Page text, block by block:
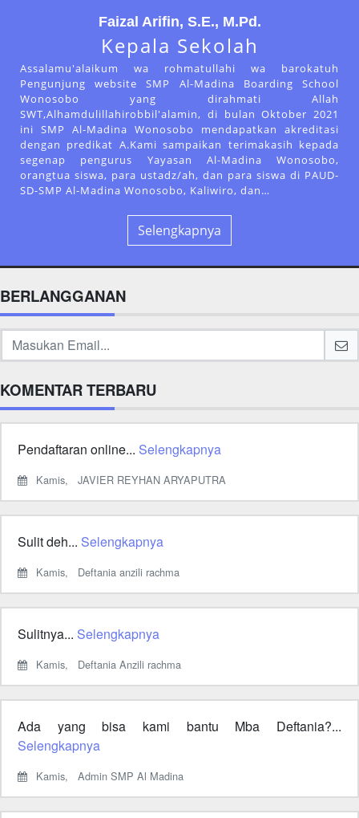
Faizal Arifin, S.E., M.Pd.
Kepala Sekolah
Assalamu'alaikum wa rohmatullahi wa barokatuh
Pengunjung website SMP Al-Madina Boarding School
Wonosobo yang dirahmati Allah
SWT,Alhamdulillahirobbil'alamin, di bulan Oktober 2021
ini SMP Al-Madina Wonosobo mendapatkan akreditasi
dengan predikat A.Kami sampaikan terimakasih kepada
segenap pengurus Yayasan Al-Madina Wonosobo,
orangtua siswa, para ustadz/ah, dan para siswa di PAUD-
SD-SMP Al-Madina Wonosobo, Kaliwiro, dan…
Selengkapnya
BERLANGGANAN
KOMENTAR TERBARU
Pendaftaran online... Selengkapnya
Kamis, JAVIER REYHAN ARYAPUTRA
Sulit deh... Selengkapnya
Kamis, Deftania anzili rachma
Sulitnya... Selengkapnya
Kamis, Deftania Anzili rachma
Ada yang bisa kami bantu Mba Deftania?...
Selengkapnya
Kamis, Admin SMP Al Madina